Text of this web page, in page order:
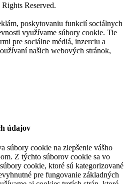
Reserved.
poskytovaniu funkcií sociálnych
využívame súbory cookie. Tie
pre sociálne médiá, inzerciu a
našich webových stránok,
údajov
súbory cookie na zlepšenie vášho
Z týchto súborov cookie sa vo
cookie, ktoré sú kategorizované
pre fungovanie základných